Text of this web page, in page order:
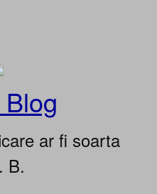
ar fi soarta
B.